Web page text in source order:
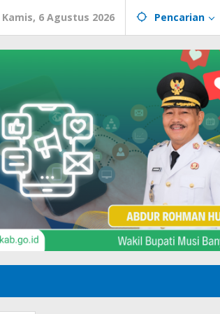
Kamis, 6 Agustus 2026 Pencarian